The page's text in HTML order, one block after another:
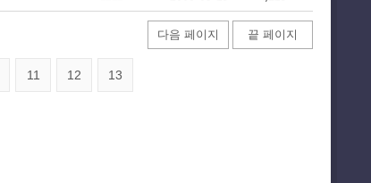
다음 페이지 끝 페이지
11 12 13